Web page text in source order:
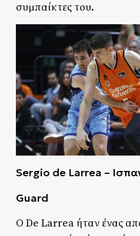
συμπαίκτες του.
Sergio de Larrea –
Guard
Ο De Larrea ήταν ένας